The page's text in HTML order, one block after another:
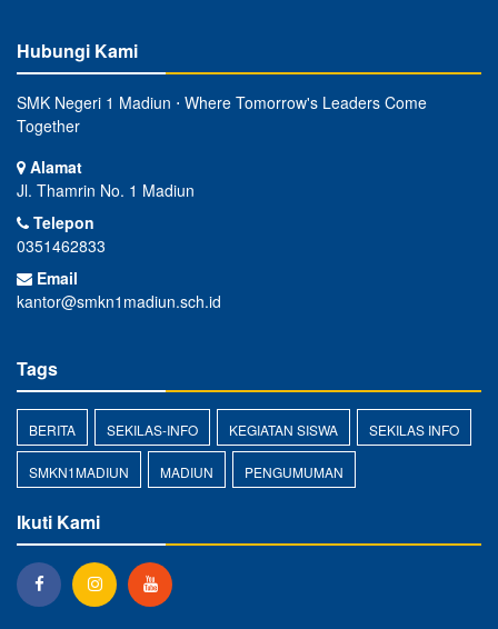
Hubungi Kami
SMK Negeri 1 Madiun ⋅ Where Tomorrow's Leaders Come
Together
Alamat
Jl. Thamrin No. 1 Madiun
Telepon
0351462833
Email
kantor@smkn1madiun.sch.id
Tags
BERITA SEKILAS-INFO KEGIATAN SISWA SEKILAS INFO
SMKN1MADIUN MADIUN PENGUMUMAN
Ikuti Kami